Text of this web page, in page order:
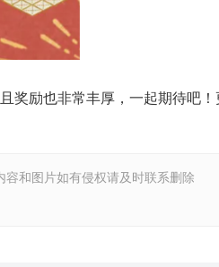
奖励也非常丰厚，一起期待吧
和图片如有侵权请及时联系删除